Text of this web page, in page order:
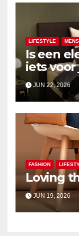
LIFESTYLE
Is een
iets voor
JUN 22, 2026
FASHION
Loving
JUN 19, 2026